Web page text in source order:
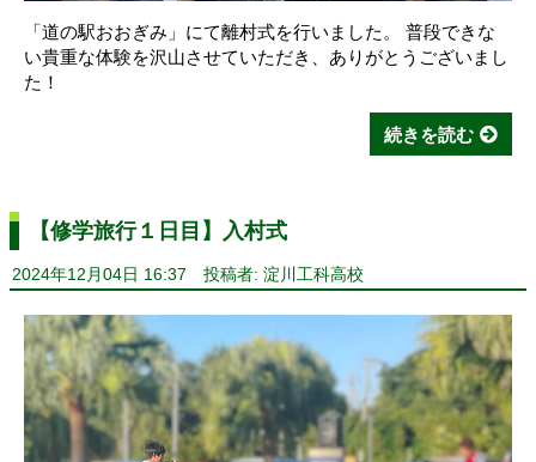
「道の駅おおぎみ」にて離村式を行いました。 普段できな
い貴重な体験を沢山させていただき、ありがとうございまし
た！
続きを読む
【修学旅行１日目】入村式
2024年12月04日 16:37 投稿者: 淀川工科高校